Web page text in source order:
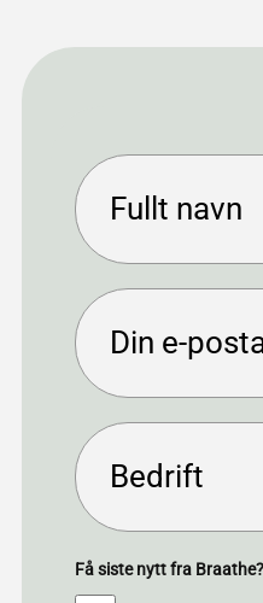
Få siste nytt fra Braathe?